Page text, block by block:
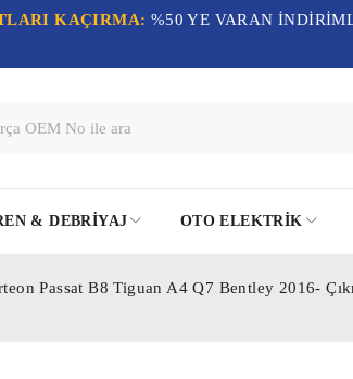
KAÇIRMA: %50 YE VARAN
& DEBRIYAJ OTO ELEKTRIK
Passat B8 Tiguan A4 Q7 Bentley 2016-